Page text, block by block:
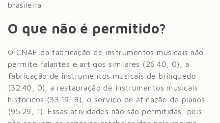
brasileira.
O que não é permitido?
O CNAE da fabricação de instrumentos musicais não
permite falantes e artigos similares (26.40, 0), a
fabricação de instrumentos musicais de brinquedo
(32.40, 0), a restauração de instrumentos musicais
históricos (33.19, 8), o serviço de afinação de pianos
(95.29, 1) . Essas atividades não são permitidas, pois